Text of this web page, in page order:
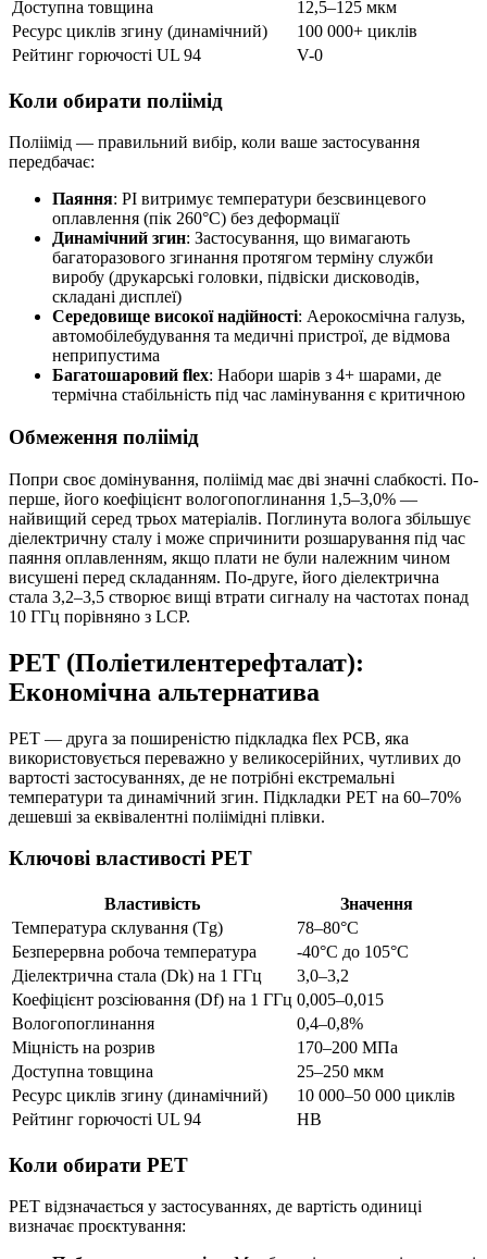
Доступна товщина
12,5–125 мкм
Ресурс циклів згину (динамічний)
100 000+ циклів
Рейтинг горючості UL 94
V-0
Коли обирати поліімід
Поліімід — правильний вибір, коли ваше застосування
передбачає:
Паяння: PI витримує температури безсвинцевого
оплавлення (пік 260°C) без деформації
Динамічний згин: Застосування, що вимагають
багаторазового згинання протягом терміну служби
виробу (друкарські головки, підвіски дисководів,
складані дисплеї)
Середовище високої надійності: Аерокосмічна галузь,
автомобілебудування та медичні пристрої, де відмова
неприпустима
Багатошаровий flex: Набори шарів з 4+ шарами, де
термічна стабільність під час ламінування є критичною
Обмеження поліімід
Попри своє домінування, поліімід має дві значні слабкості. По-
перше, його коефіцієнт вологопоглинання 1,5–3,0% —
найвищий серед трьох матеріалів. Поглинута волога збільшує
діелектричну сталу і може спричинити розшарування під час
паяння оплавленням, якщо плати не були належним чином
висушені перед складанням. По-друге, його діелектрична
стала 3,2–3,5 створює вищі втрати сигналу на частотах понад
10 ГГц порівняно з LCP.
PET (Поліетилентерефталат):
Економічна альтернатива
PET — друга за поширеністю підкладка flex PCB, яка
використовується переважно у великосерійних, чутливих до
вартості застосуваннях, де не потрібні екстремальні
температури та динамічний згин. Підкладки PET на 60–70%
дешевші за еквівалентні поліімідні плівки.
Ключові властивості PET
Властивість
Значення
Температура склування (Tg)
78–80°C
Безперервна робоча температура
-40°C до 105°C
Діелектрична стала (Dk) на 1 ГГц
3,0–3,2
Коефіцієнт розсіювання (Df) на 1 ГГц 0,005–0,015
Вологопоглинання
0,4–0,8%
Міцність на розрив
170–200 МПа
Доступна товщина
25–250 мкм
Ресурс циклів згину (динамічний)
10 000–50 000 циклів
Рейтинг горючості UL 94
HB
Коли обирати PET
PET відзначається у застосуваннях, де вартість одиниці
визначає проєктування: